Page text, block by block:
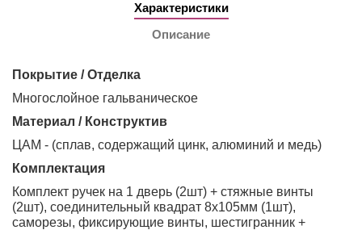
Характеристики
Описание
Покрытие / Отделка
Многослойное гальваническое
Материал / Конструктив
ЦАМ - (сплав, содержащий цинк, алюминий и медь)
Комплектация
Комплект ручек на 1 дверь (2шт) + стяжные винты
(2шт), соединительный квадрат 8х105мм (1шт),
саморезы, фиксирующие винты, шестигранник +